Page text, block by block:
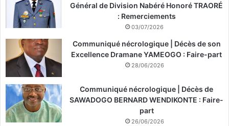
Général de Division Nabéré Honoré TRAORÉ
: Remerciements
03/07/2026
Communiqué nécrologique | Décès de son
Excellence Dramane YAMEOGO : Faire-part
28/06/2026
Communiqué nécrologique | Décès de
SAWADOGO BERNARD WENDIKONTE : Faire-
part
26/06/2026